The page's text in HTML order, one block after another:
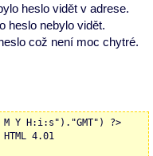
heslo vidět v adrese.
heslo nebylo vidět.
což není moc chytré.
M Y H:i:s")."GMT") ?>
HTML 4.01